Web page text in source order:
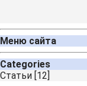
Меню сайта
Categories
Cтатьи [12]